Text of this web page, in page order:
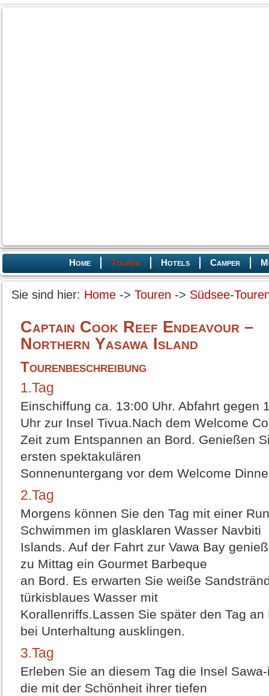
Home Touren Hotels Camper
Sie sind hier: Home -> Touren -> Südsee-
Captain Cook Reef Endeavour –
Northern Yasawa Island
Tourenbeschreibung
1.Tag
Einschiffung ca. 13:00 Uhr. Abfahrt gegen
Uhr zur Insel Tivua.Nach dem Welcome
Zeit zum Entspannen an Bord. Genießen
ersten spektakulären
Sonnenuntergang vor dem Welcome
2.Tag
Morgens können Sie den Tag mit einer
Schwimmen im glasklaren Wasser Navbiti
Islands. Auf der Fahrt zur Vawa Bay
zu Mittag ein Gourmet Barbeque
an Bord. Es erwarten Sie weiße
türkisblaues Wasser mit
Korallenriffs.Lassen Sie später den Tag an
bei Unterhaltung ausklingen.
3.Tag
Erleben Sie an diesem Tag die Insel
die mit der Schönheit ihrer tiefen